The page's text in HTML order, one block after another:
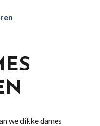
we dikke dames